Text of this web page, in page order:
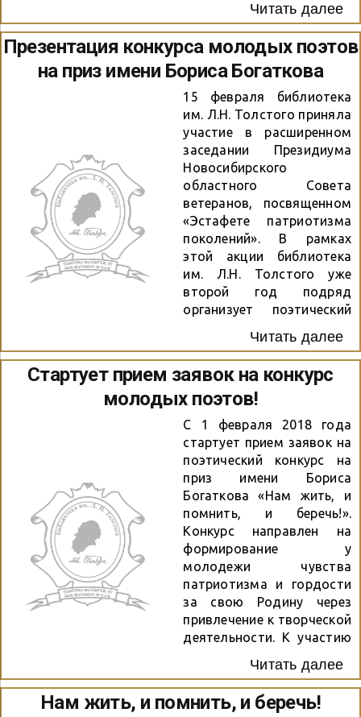
Евгений Стукалов
рассказали о том, как
проходил конкурс в
прошлом году и кто
может принять участие в
этом. Поэт, курсант
Новосибирского военного
института войск
национальной гвардии
РФ — Константин
Радушкин и поэт, член
клуба молодых поэтов
имени Бориса Богаткова
— Оксана Рослова
поделились эмоциями от
участия в конкурсе и
прочитали свои стихи.
Яркое и стихотворное
интервью слушайте здесь
в записи.
Читать далее
Презентация конкурса молодых поэтов
на приз имени Бориса Богаткова
15 февраля библиотека
им. Л.Н. Толстого приняла
участие в расширенном
заседании Президиума
Новосибирского
областного Совета
ветеранов, посвященном
«Эстафете патриотизма
поколений». В рамках
этой акции библиотека
им. Л.Н. Толстого уже
второй год подряд
организует поэтический
Бориса Богаткова. На
заседании сотрудники
библиотеки рассказали о
конкурсе, показали фильм
с итогами поэтического
соревнования прошлого
года, а участник
конкурса, обладатель
Гран-при 2017 года
Константин Радушкин
прочитал свои
поэтические
произведения.
Читать далее
Стартует прием заявок на конкурс
молодых поэтов!
С 1 февраля 2018 года
стартует прием заявок на
поэтический конкурс на
приз имени Бориса
Богаткова «Нам жить, и
помнить, и беречь!».
Конкурс направлен на
формирование у
молодежи чувства
патриотизма и гордости
за свою Родину через
привлечение к творческой
деятельности. К участию
молодые люди в
возрасте от 14 до 35 лет.
Работы можно
Читать далее
Нам жить, и помнить, и беречь!